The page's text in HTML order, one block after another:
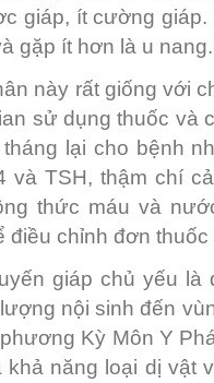
giáp, ít cường
gặp ít hơn là u nang.
này rất giống với
sử dụng thuốc và
lại cho bệnh
và TSH, thậm chí
thức máu và
điều chỉnh đơn
giáp chủ yếu là
nội sinh đến
Kỳ Môn Y
năng loại dị vật